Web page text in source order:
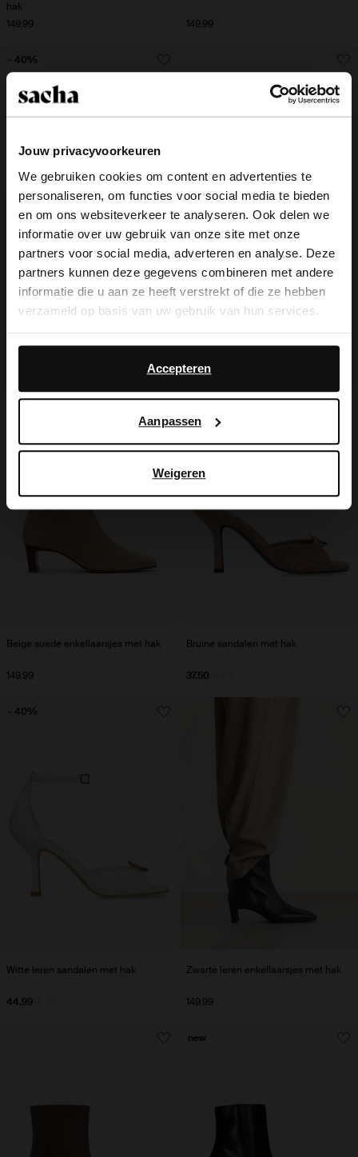
Jouw privacyvoorkeuren
We gebruiken cookies om content en advertenties te
personaliseren, om functies voor social media te bieden
en om ons websiteverkeer te analyseren. Ook delen we
informatie over uw gebruik van onze site met onze
partners voor social media, adverteren en analyse. Deze
partners kunnen deze gegevens combineren met andere
informatie die u aan ze heeft verstrekt of die ze hebben
verzameld op basis van uw gebruik van hun services.
Daarnaast werken wij samen met Google voor
advertentie- en meetdoeleinden. Meer informatie over
hoe Google uw persoonsgegevens gebruikt, vindt u op
Accepteren
Aanpassen
Weigeren
hak
149.99
149.99
Beige sandalen met hak
69.99
41.99
- 40%
Beige suède enkellaarsjes met hak
149.99
Beige suède enkellaarsjes met hak
149.99
Bruine sandalen met hak
37.50
Witte leren sandalen met hak
44.99
- 40%
Zwarte leren enkellaarsjes met hak
149.99
new
×
View this website in English?
It looks like your language isn't Dutch. Would
you like to switch to English?
Yes, switch to
English
No, stay in Dutch